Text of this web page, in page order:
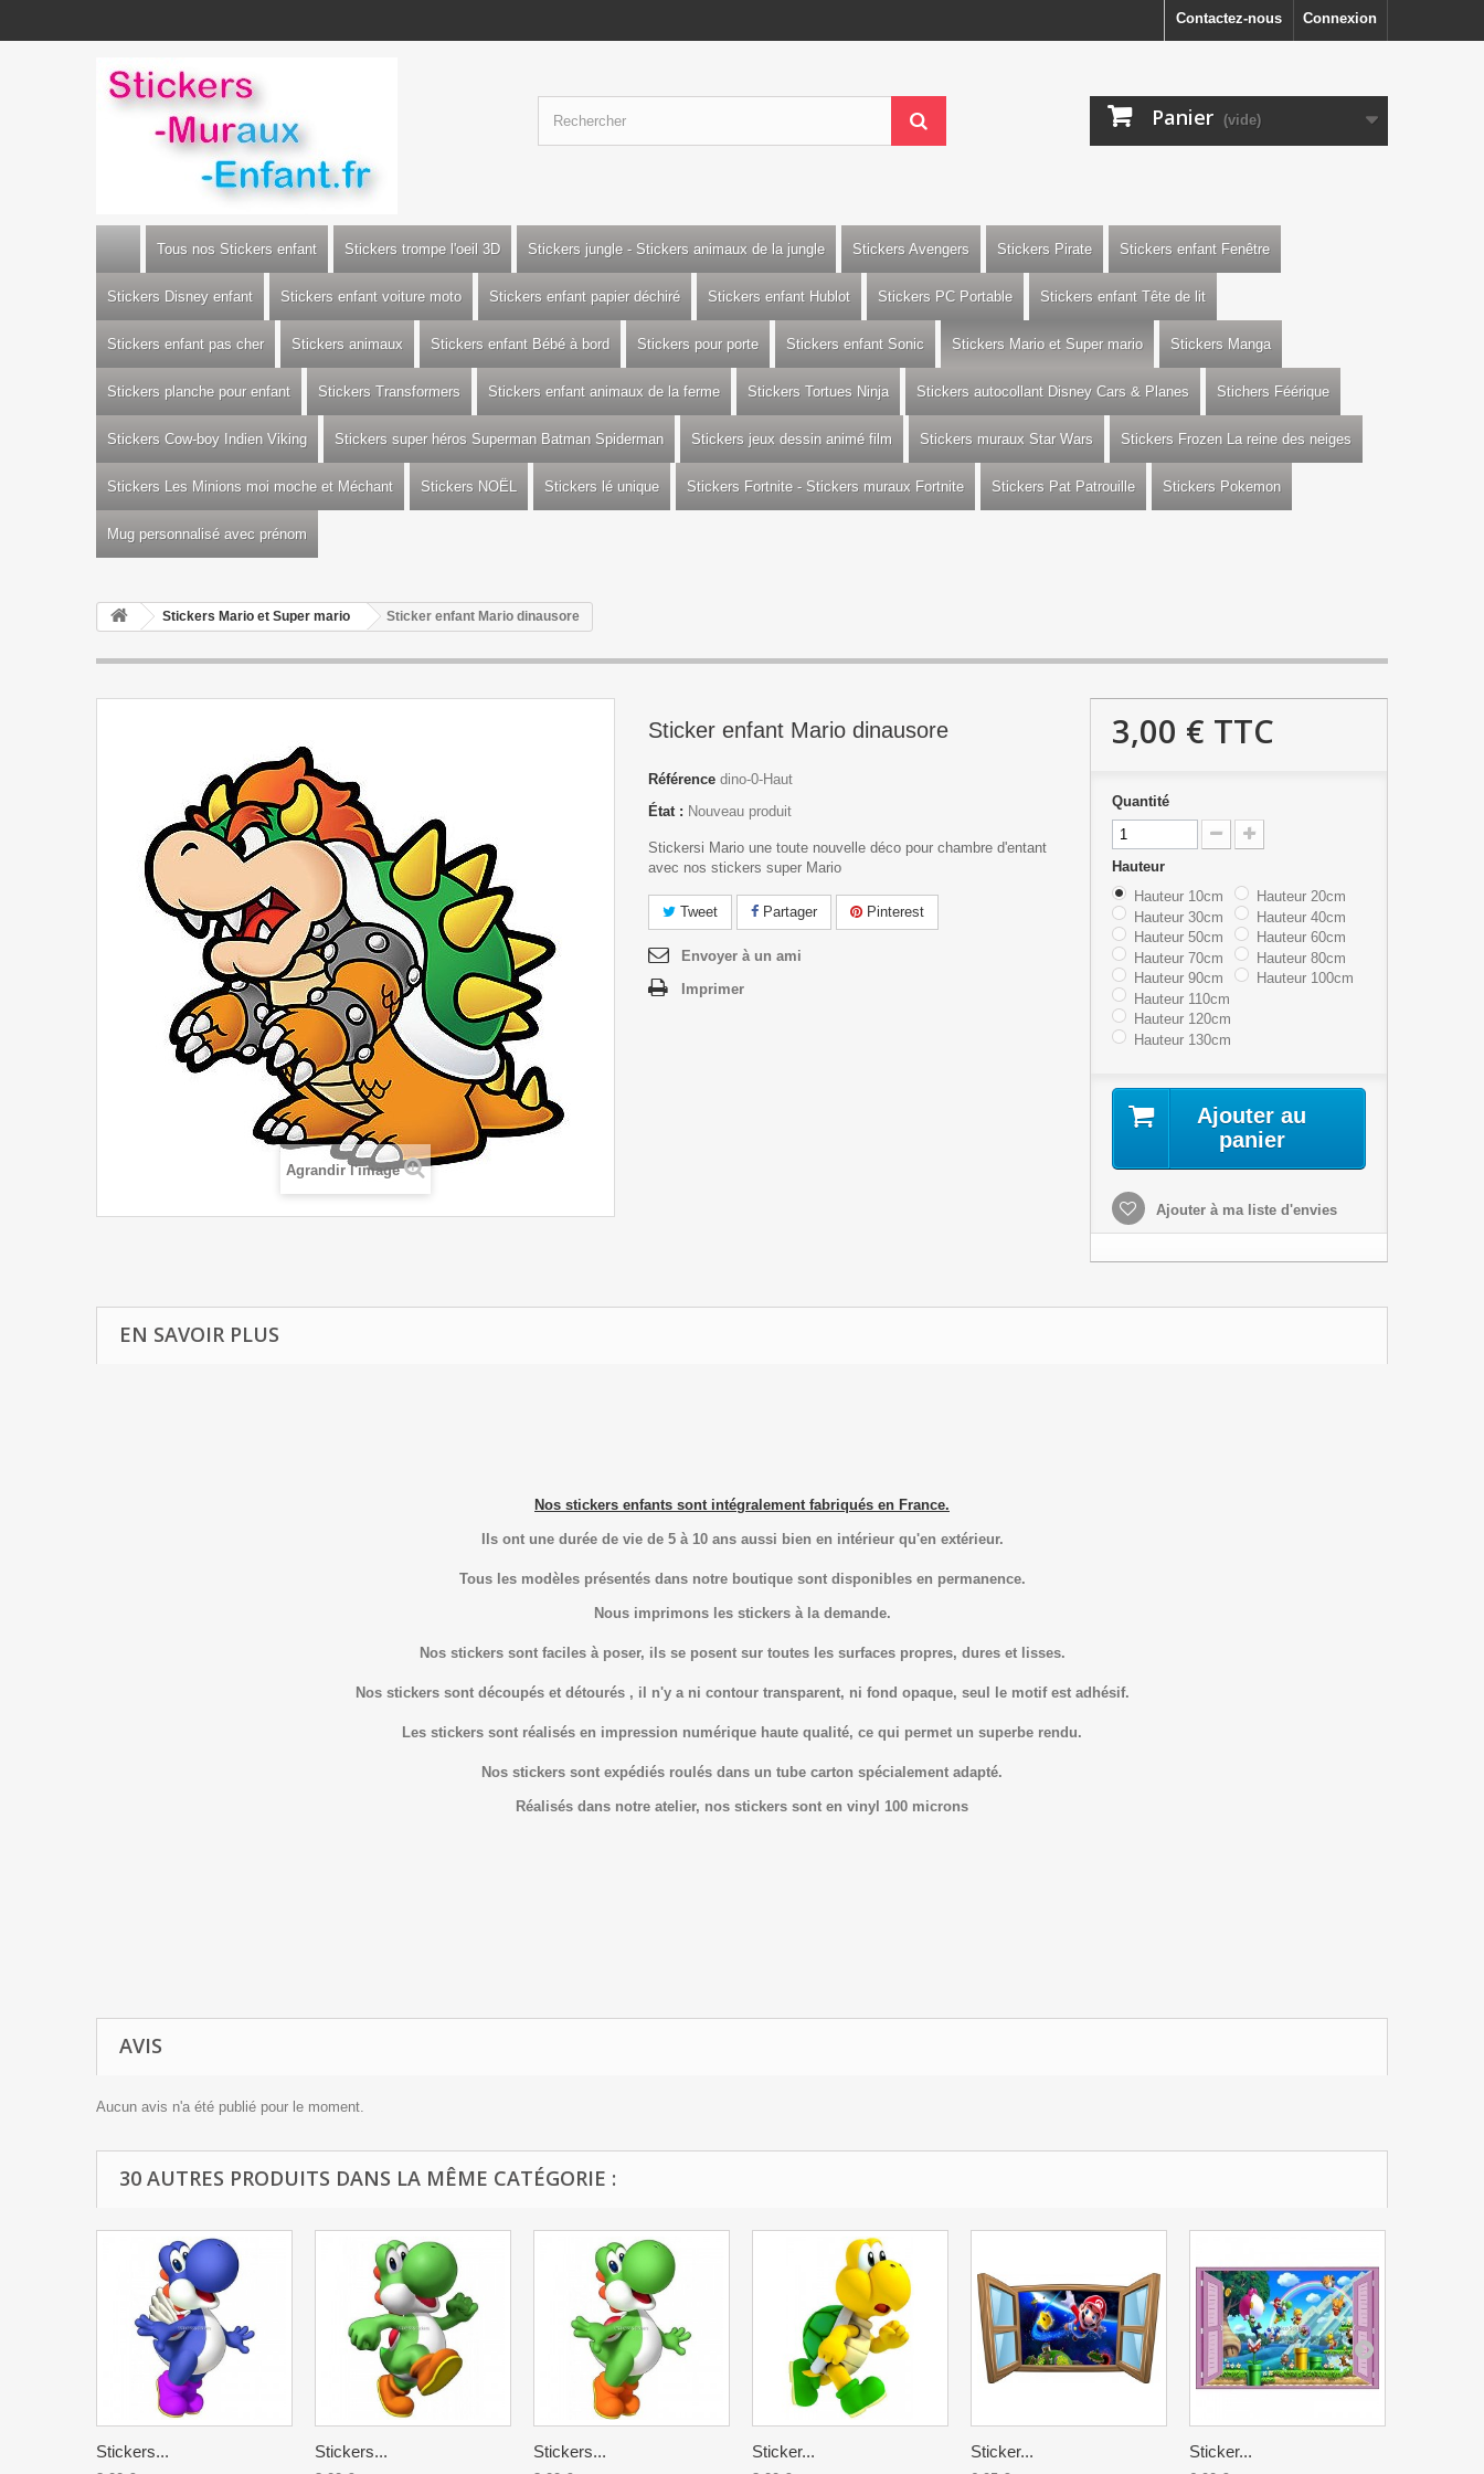
Connexion
Contactez-nous
Panier (vide)
Tous nos Stickers enfant Stickers trompe l'oeil 3D Stickers jungle - Stickers animaux de la jungle Stickers Avengers Stickers Pirate Stickers enfant Fenêtre
Stickers Disney enfant Stickers enfant voiture moto Stickers enfant papier déchiré Stickers enfant Hublot Stickers PC Portable Stickers enfant Tête de lit
Stickers enfant pas cher Stickers animaux Stickers enfant Bébé à bord Stickers pour porte Stickers enfant Sonic Stickers Mario et Super mario Stickers Manga
Stickers planche pour enfant Stickers Transformers Stickers enfant animaux de la ferme Stickers Tortues Ninja Stickers autocollant Disney Cars & Planes Stichers Féérique
Stickers Cow-boy Indien Viking Stickers super héros Superman Batman Spiderman Stickers jeux dessin animé film Stickers muraux Star Wars Stickers Frozen La reine des neiges
Stickers Les Minions moi moche et Méchant Stickers NOËL Stickers lé unique Stickers Fortnite - Stickers muraux Fortnite Stickers Pat Patrouille Stickers Pokemon
Mug personnalisé avec prénom
Stickers Mario et Super mario Sticker enfant Mario dinausore
Agrandir l'image
Sticker enfant Mario dinausore
Référence dino-0-Haut
État : Nouveau produit
Stickersi Mario une toute nouvelle déco pour chambre d'entant
avec nos stickers super Mario
Tweet Partager Pinterest
Envoyer à un ami
Imprimer
3,00 € TTC
Quantité
Hauteur
Hauteur 10cm
Hauteur 20cm
Hauteur 30cm
Hauteur 40cm
Hauteur 50cm
Hauteur 60cm
Hauteur 70cm
Hauteur 80cm
Hauteur 90cm
Hauteur 100cm
Hauteur 110cm
Hauteur 120cm
Hauteur 130cm
Ajouter au
panier
Ajouter à ma liste d'envies
EN SAVOIR PLUS
Nos stickers enfants sont intégralement fabriqués en France.
Ils ont une durée de vie de 5 à 10 ans aussi bien en intérieur qu'en extérieur.
Tous les modèles présentés dans notre boutique sont disponibles en permanence.
Nous imprimons les stickers à la demande.
Nos stickers sont faciles à poser, ils se posent sur toutes les surfaces propres, dures et lisses.
Nos stickers sont découpés et détourés , il n'y a ni contour transparent, ni fond opaque, seul le motif est adhésif.
Les stickers sont réalisés en impression numérique haute qualité, ce qui permet un superbe rendu.
Nos stickers sont expédiés roulés dans un tube carton spécialement adapté.
Réalisés dans notre atelier, nos stickers sont en vinyl 100 microns
AVIS
Aucun avis n'a été publié pour le moment.
30 AUTRES PRODUITS DANS LA MÊME CATÉGORIE :
Stickers... Stickers... Stickers... Sticker... Sticker... Sticker...